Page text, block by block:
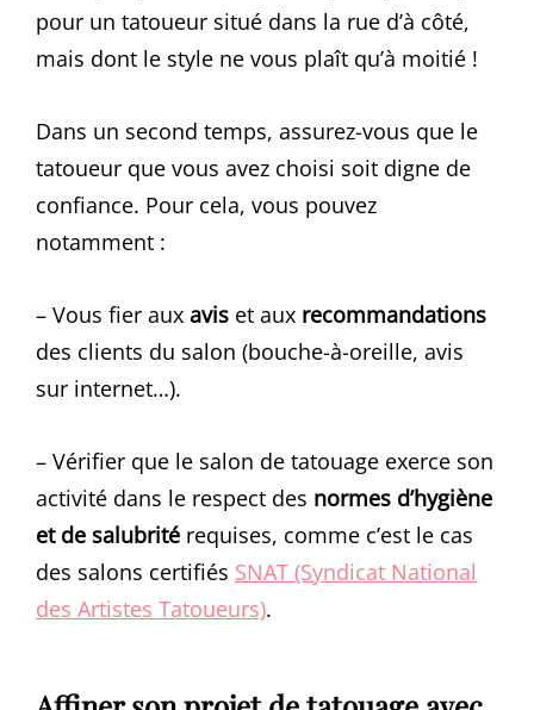
pour un tatoueur situé dans la rue d’à côté,
mais dont le style ne vous plaît qu’à moitié !
Dans un second temps, assurez-vous que le
tatoueur que vous avez choisi soit digne de
confiance. Pour cela, vous pouvez
notamment :
– Vous fier aux avis et aux recommandations
des clients du salon (bouche-à-oreille, avis
sur internet…).
– Vérifier que le salon de tatouage exerce son
activité dans le respect des normes d’hygiène
et de salubrité requises, comme c’est le cas
des salons certifiés SNAT (Syndicat National
des Artistes Tatoueurs).